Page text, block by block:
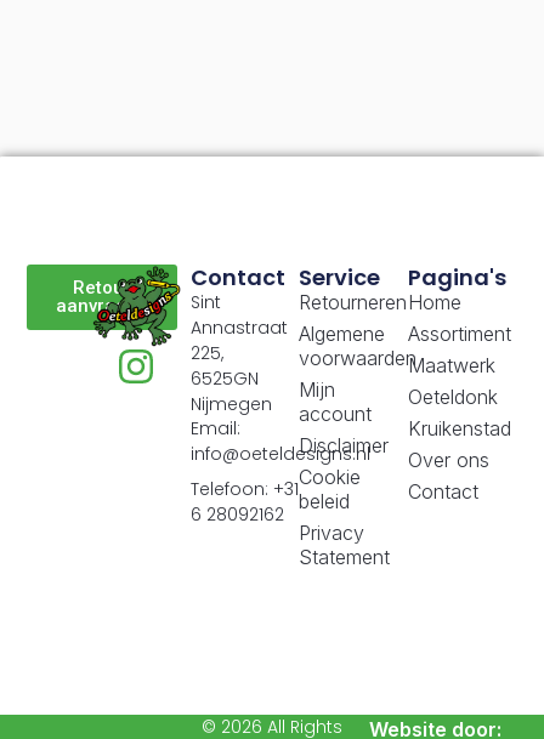
Retour
aanvragen
Pagina's
Home
Assortiment
Maatwerk
Oeteldonk
Kruikenstad
Over ons
Contact
Service
Retourneren
Algemene
voorwaarden
Mijn
account
Disclaimer
Cookie
beleid
Privacy
Statement
Contact
Sint
Annastraat
225,
6525GN
Nijmegen
Email:
info@oeteldesigns.nl
Telefoon: +31
6 28092162
© 2026 All Rights Website door: